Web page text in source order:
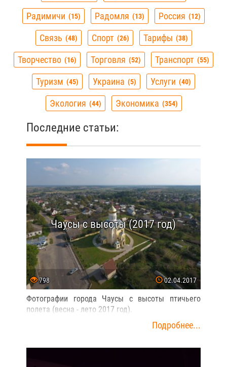
Радимичи 15 Радомля 13 Россия 12
Связь 48 Спорт 26 Тарифы 38
Творчество 16 Торговля 52 Транспорт 55
Туризм 45 Украина 5 Услуги 40
Экология 44 Экономика 354
Последние статьи:
Чаусы с высоты (2017 год)
798 02.04.2017
Фотографии города Чаусы с высоты птичьего
полета (весна - лето 2017 год).
Подробнее...